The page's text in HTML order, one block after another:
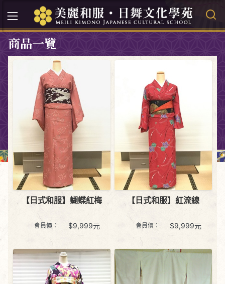
商品一覽
【日式和服】蝴蝶紅梅
會員價： $9,999元
【日式和服】紅流線
會員價： $9,999元